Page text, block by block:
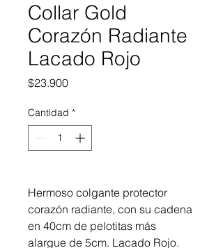
Collar Gold
Corazón Radiante
Lacado Rojo
$23.900Precio
Cantidad *
Hermoso colgante protector
corazón radiante, con su cadena
en 40cm de pelotitas más
alargue de 5cm. Lacado Rojo.